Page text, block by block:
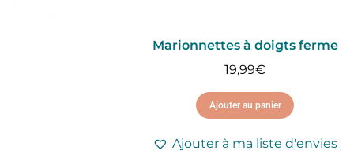
Marionnettes à doigts ferme
19,99€
Ajouter au panier
Ajouter à ma liste d'envies